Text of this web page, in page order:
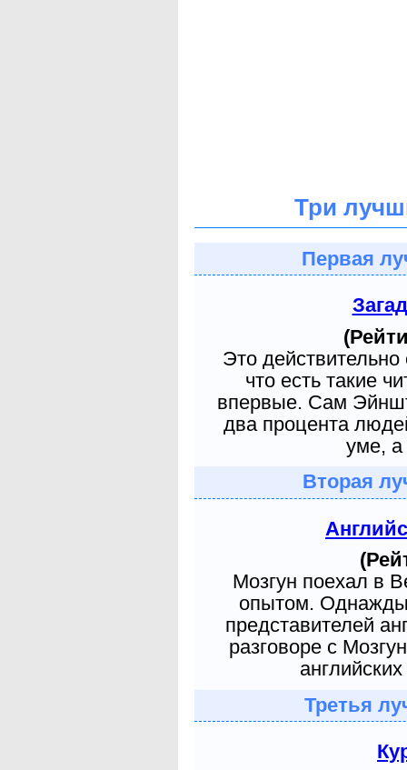
Три
Первая
Это
что есть такие
впервые. Сам
два процента
уме, а
Вторая
Мозгун поехал в
опытом. Однажды
представителей
разговоре с
Третья